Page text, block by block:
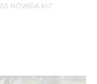
NOVADA KU”